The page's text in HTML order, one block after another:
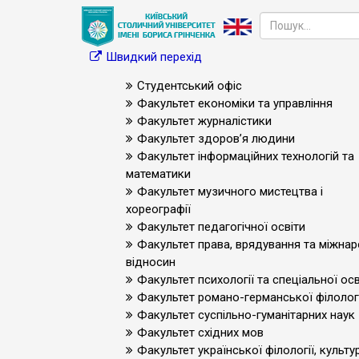
Швидкий перехід
Студентський офіс
Факультет економіки та управління
Факультет журналістики
Факультет здоров’я людини
Факультет інформаційних технологій та
математики
Факультет музичного мистецтва і
хореографії
Факультет педагогічної освіти
Факультет права, врядування та
відносин
Факультет психології та спеціальної
Факультет романо-германської
Факультет суспільно-гуманітарних наук
Факультет східних мов
Факультет української філології,